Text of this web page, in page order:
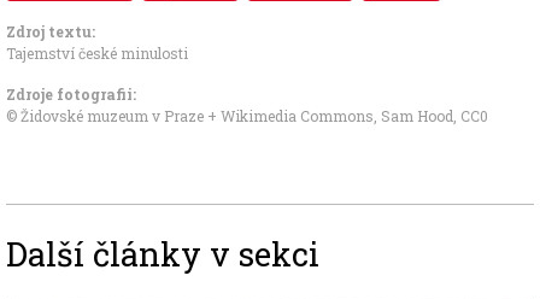
Zdroj textu:
Tajemství české minulosti
Zdroje fotografii:
© Židovské muzeum v Praze + Wikimedia Commons, Sam Hood CC0
Další články v sekci